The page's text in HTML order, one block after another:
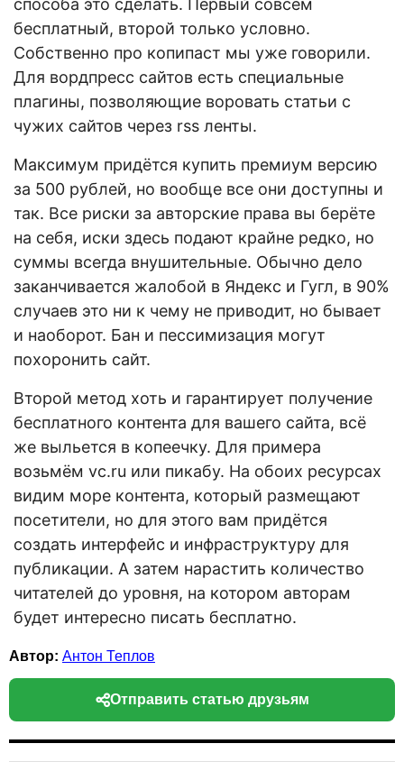
бесплатный, второй только условно.
Собственно про копипаст мы уже говорили.
Для вордпресс сайтов есть специальные
плагины, позволяющие воровать статьи с
чужих сайтов через rss ленты.
Максимум придётся купить премиум версию
за 500 рублей, но вообще все они доступны и
так. Все риски за авторские права вы берёте
на себя, иски здесь подают крайне редко, но
суммы всегда внушительные. Обычно дело
заканчивается жалобой в Яндекс и Гугл, в 90%
случаев это ни к чему не приводит, но бывает
и наоборот. Бан и пессимизация могут
похоронить сайт.
Второй метод хоть и гарантирует получение
бесплатного контента для вашего сайта, всё
же выльется в копеечку. Для примера
возьмём vc.ru или пикабу. На обоих ресурсах
видим море контента, который размещают
посетители, но для этого вам придётся
создать интерфейс и инфраструктуру для
публикации. А затем нарастить количество
читателей до уровня, на котором авторам
будет интересно писать бесплатно.
Автор: Антон Теплов
Отправить статью друзьям